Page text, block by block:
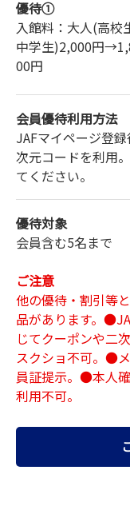
優待①
入館料：大人(高
中学生)2,000円
00円
会員優待利用方法
JAFマイページ登
次元コードを利用
てください。
優待対象
会員含む5名まで
ご注意
他の優待・割引等
品があります。
じてクーポンや二
スクショ不可。●
員証提示。●本人
利用不可。